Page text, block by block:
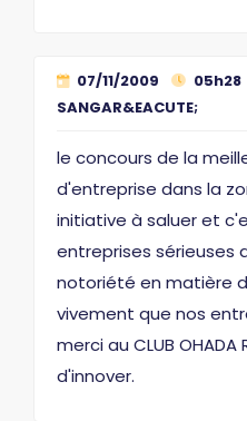
07/11/2009 05h28
SANGAR&EACUTE;
le concours de la
d'entreprise dans la
initiative à saluer et
entreprises sérieuses
notoriété en matière
vivement que nos
merci au CLUB
d'innover.